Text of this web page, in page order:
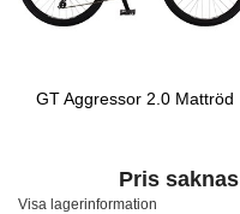
GT Aggressor 2.0 Mattröd
Pris saknas
Visa lagerinformation